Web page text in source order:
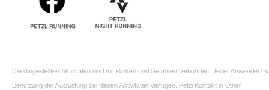
Die dargestellten Aktivitäten sind mit Risiken und Gefahren verbunden. Jeder Anwender
Benutzung der Ausrüstung bei diesen Aktivitäten verfügen. Petzl Kontakt in Other